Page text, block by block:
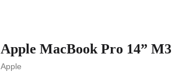
Apple MacBook Pro 14” M3
Apple